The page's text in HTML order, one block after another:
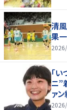
清
果
「
ニ”
ァ